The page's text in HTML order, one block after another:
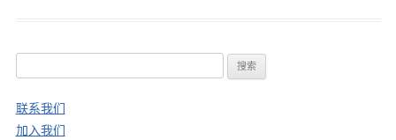
：
联系我们
加入我们